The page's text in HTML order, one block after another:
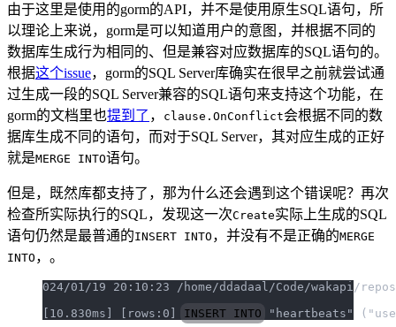
由于这里是使用的gorm的API，并不是使用原生SQL语句，所
以理论上来说，gorm是可以知道用户的意图，并根据不同的
数据库生成行为相同的、但是兼容对应数据库的SQL语句的。
根据这个issue，gorm的SQL Server库确实在很早之前就尝试通
过生成一段的SQL Server兼容的SQL语句来支持这个功能，在
gorm的文档里也提到了 ， clause.OnConflict会根据不同的数
据库生成不同的语句，而对于SQL Server，其对应生成的正好
就是MERGE INTO语句。
但是，既然库都支持了，那为什么还会遇到这个错误呢？再次
检查所实际执行的SQL，发现这一次Create实际上生成的SQL
语句仍然是最普通的INSERT INTO ，并没有不是正确的MERGE
INTO ，。
024/01/19 20:10:23 /home/ddadaal/Code/wakapi/
[10.830ms] [rows:0] INSERT INTO "heartbeats"